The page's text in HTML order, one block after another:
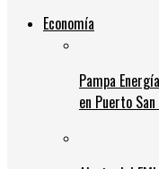
Economía
Pampa
en Puerto